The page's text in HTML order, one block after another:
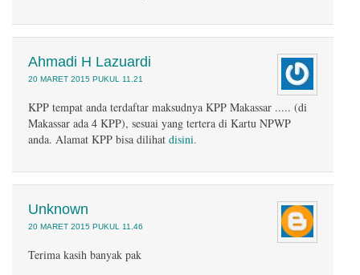
Ahmadi H Lazuardi
20 MARET 2015 PUKUL 11.21
KPP tempat anda terdaftar maksudnya KPP Makassar ..... (di
Makassar ada 4 KPP), sesuai yang tertera di Kartu NPWP
anda. Alamat KPP bisa dilihat disini.
Unknown
20 MARET 2015 PUKUL 11.46
Terima kasih banyak pak